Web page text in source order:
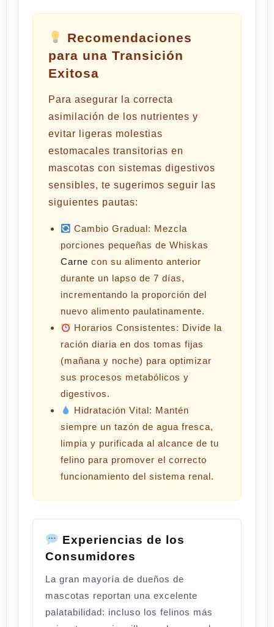
Recomendaciones
para una Transición
Exitosa
Para asegurar la correcta
asimilación de los nutrientes y
evitar ligeras molestias
estomacales transitorias en
mascotas con sistemas digestivos
sensibles, te sugerimos seguir las
siguientes pautas:
Cambio Gradual: Mezcla
porciones pequeñas de Whiskas
Carne con su alimento anterior
durante un lapso de 7 días,
incrementando la proporción del
nuevo alimento paulatinamente.
Horarios Consistentes: Divide la
ración diaria en dos tomas fijas
(mañana y noche) para optimizar
sus procesos metabólicos y
digestivos.
Hidratación Vital: Mantén
siempre un tazón de agua fresca,
limpia y purificada al alcance de tu
felino para promover el correcto
funcionamiento del sistema renal.
Experiencias de los
Consumidores
La gran mayoría de dueños de
mascotas reportan una excelente
palatabilidad: incluso los felinos más